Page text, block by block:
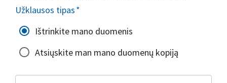
Užklausos tipas*
Ištrinkite mano duomenis
Atsiųskite man mano duomenų kopiją